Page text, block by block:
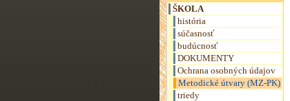
ŠKOLA
história
súčasnosť
budúcnosť
DOKUMENTY
Ochrana osobných údajov
Metodické útvary (MZ-PK)
triedy